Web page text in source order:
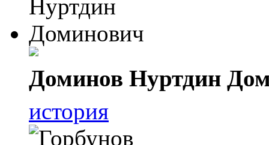
Доминов Нуртдин
история